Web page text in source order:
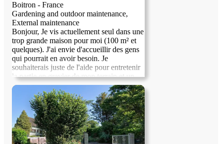
Boitron - France
Gardening and outdoor maintenance,
External maintenance
Bonjour, Je vis actuellement seul dans une
trop grande maison pour moi (100 m² et
quelques). J'ai envie d'accueillir des gens
qui pourrait en avoir besoin. Je
souhaiterais juste de l'aide pour entretenir
la partie en gravier de mon terrain et un
potager (que je mets à disposition). Si
besoin il y a 1,7 hectare sur lequel on peut
mettre des animaux (cette partie n'a pas
besoin d'entretien car j'ai un voisin qui la
fane lorsque cela est nécessaire). Je vous
invite à me contacter si vous voulez plus
de renseignements.